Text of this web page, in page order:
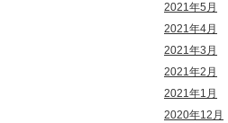
2021年5月
2021年4月
2021年3月
2021年2月
2021年1月
2020年12月